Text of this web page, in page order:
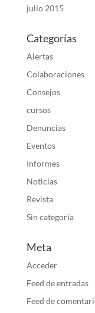
julio 2015
Categorías
Alertas
Colaboraciones
Consejos
cursos
Denuncias
Eventos
Informes
Noticias
Revista
Sin categoría
Meta
Acceder
Feed de entradas
Feed de